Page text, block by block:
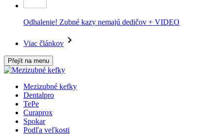
Odhalenie! Zubné kazy nemajú dedičov + VIDEO
Viac článkov
Přejít na menu
Mezizubné kefky
Dentalpro
TePe
Curaprox
Spokar
Podľa veľkosti